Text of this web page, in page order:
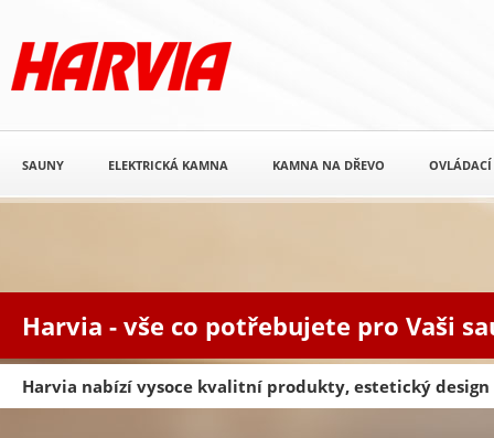
Harvia - vše co potřebujete pro Vaši
Harvia nabízí vysoce kvalitní produkty, estetický design
SAUNY ELEKTRICKÁ KAMNA KAMNA NA DŘEVO OVLÁDACÍ